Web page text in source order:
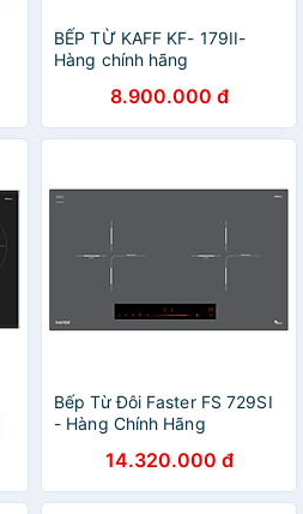
BẾP TỪ KAFF KF- 179II-
Hàng chính hãng
8.900.000 đ
Bếp Từ Đôi Faster FS 729SI
- Hàng Chính Hãng
14.320.000 đ